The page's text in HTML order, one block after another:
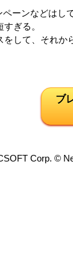
ーンなどはし
ぎる。
をして、それか
ブ
Corp. ©